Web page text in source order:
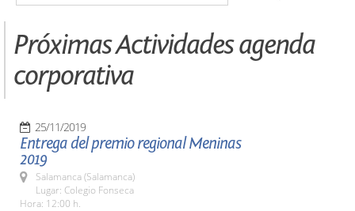
Próximas Actividades agenda
corporativa
25/11/2019
Entrega del premio regional Meninas
2019
Salamanca (Salamanca)
Lugar: Colegio Fonseca
Hora: 12:00 h.